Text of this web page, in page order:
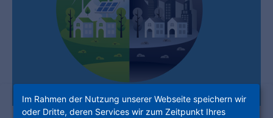
Im Rahmen der Nutzung unserer Webseite speichern wir
oder Dritte, deren Services wir zum Zeitpunkt Ihres